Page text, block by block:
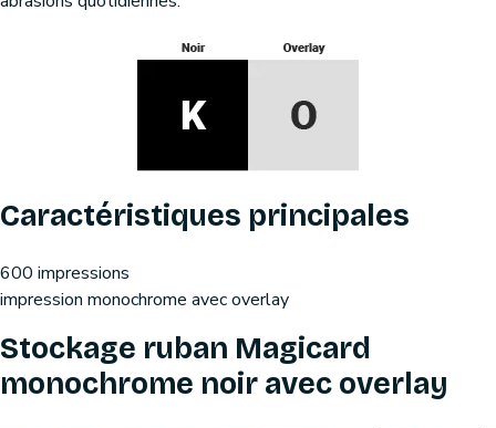
Caractéristiques principales
600 impressions
impression monochrome avec overlay
Stockage ruban Magicard
monochrome noir avec overlay